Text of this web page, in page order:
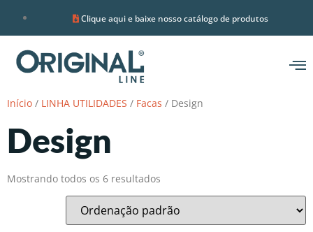
Clique aqui e baixe nosso catálogo de produtos
Início / LINHA UTILIDADES / Facas / Design
Design
Mostrando todos os 6 resultados